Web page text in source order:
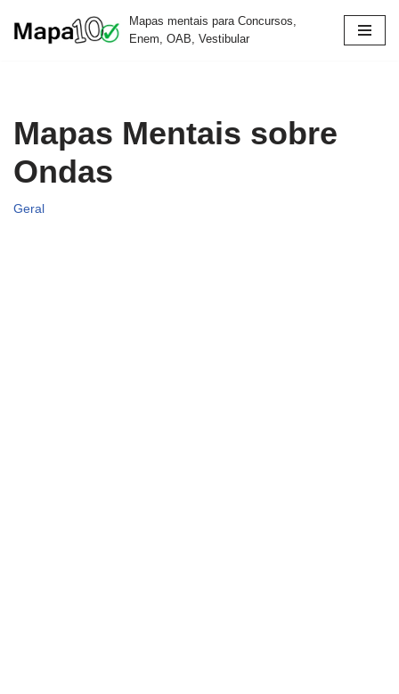
Mapas mentais para Concursos,
Enem, OAB, Vestibular
Mapas Mentais sobre
Ondas
Geral